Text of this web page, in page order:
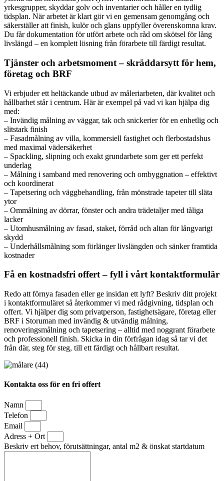
yrkesgrupper, skyddar golv och inventarier och håller en tydlig
tidsplan. När arbetet är klart gör vi en gemensam genomgång och
säkerställer att finish, kulör och glans uppfyller överenskomna krav.
Du får dokumentation för utfört arbete och råd om skötsel för lång
livslängd – en komplett lösning från förarbete till färdigt resultat.
Tjänster och arbetsmoment – skräddarsytt för hem,
företag och BRF
Vi erbjuder ett heltäckande utbud av måleriarbeten, där kvalitet och
hållbarhet står i centrum. Här är exempel på vad vi kan hjälpa dig
med:
– Invändig målning av väggar, tak och snickerier för en enhetlig och
slitstark finish
– Fasadmålning av villa, kommersiell fastighet och flerbostadshus
med maximal vädersäkerhet
– Spackling, slipning och exakt grundarbete som ger ett perfekt
underlag
– Målning i samband med renovering och ombyggnation – effektivt
och koordinerat
– Tapetsering och väggbehandling, från mönstrade tapeter till släta
ytor
– Ommålning av dörrar, fönster och andra trädetaljer med tåliga
lacker
– Utomhusmålning av fasad, staket, förråd och altan för långvarigt
skydd
– Underhållsmålning som förlänger livslängden och sänker framtida
kostnader
Få en kostnadsfri offert – fyll i vårt kontaktformulär
Redo att förnya fasaden eller ge insidan ett lyft? Beskriv ditt projekt
i kontaktformuläret så återkommer vi med rådgivning, tidsplan och
offert. Vi hjälper dig som privatperson, fastighetsägare, företag eller
BRF i Storuman med invändig & utvändig målning,
renoveringsmålning och tapetsering – alltid med noggrant förarbete
och professionell finish. Skicka in din förfrågan idag så tar vi det
från där, steg för steg, till ett färdigt och hållbart resultat.
Kontakta oss för en fri offert
Namn
Telefon
Email
Adress + Ort
Beskriv ert behov, förutsättningar, antal m2 & önskat startdatum